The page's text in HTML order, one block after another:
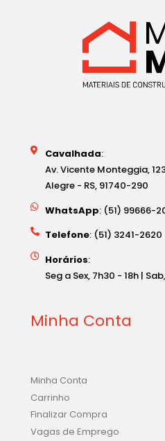
Av. Vicente Monteggia,
Alegre - RS, 91740-290
Seg a Sex, 7h30 - 18h |
Minha Conta
Carrinho
Finalizar Compra
Vagas de Emprego